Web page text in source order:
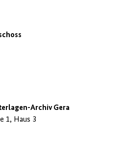
Archiv Gera
1, Haus 3